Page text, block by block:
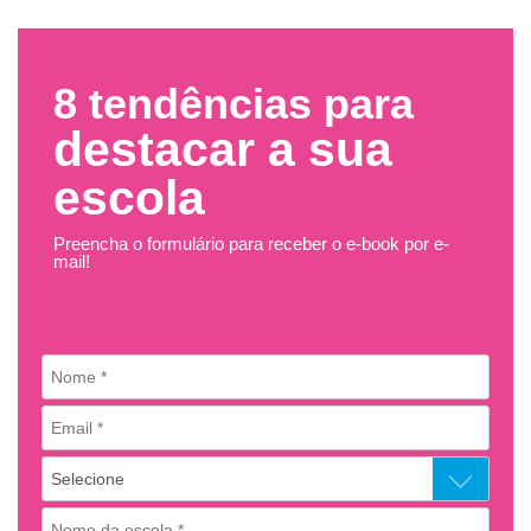
8 tendências para
destacar a sua
escola
Preencha o formulário para receber o e-book por e-
mail!